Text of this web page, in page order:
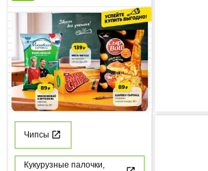
Чипсы
Кукурузные палочки,